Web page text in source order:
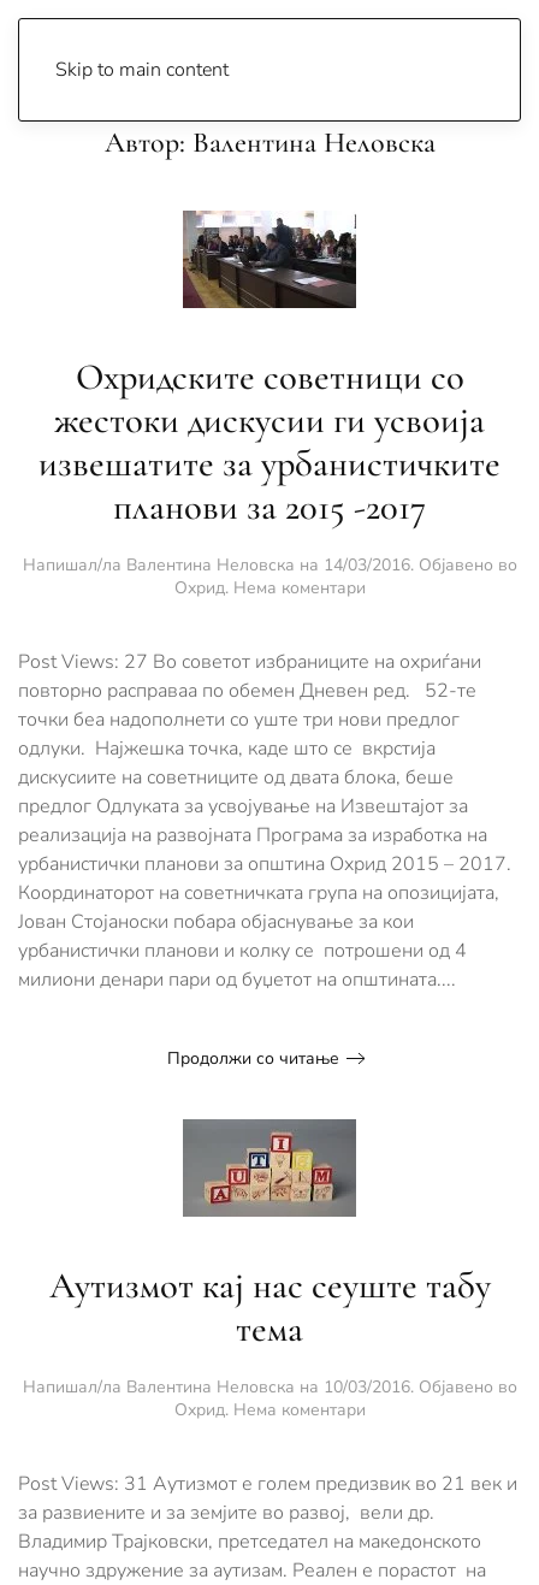
Skip to main content
Автор: Валентина Неловска
Oхридските советници со
жестоки дискусии ги усвоија
извешатите за урбанистичките
планови за 2015 -2017
Напишал/ла Валентина Неловска на 14/03/2016. Објавено во
Охрид. Нема коментариза
со
жестоки
дискусии
ги
усвоија
извешатите
урбанистичките
планови
за
2015
-2017
Post Views: 27 Во советот избраниците на охриѓани
повторно расправаа по обемен Дневен ред. 52-те
точки беа надополнети со уште три нови предлог
одлуки. Најжешка точка, каде што се вкрстија
дискусиите на советниците од двата блока, беше
предлог Одлуката за усвојување на Извештајот за
реализација на развојната Програма за изработка на
урбанистички планови за општина Охрид 2015 – 2017.
Координаторот на советничката група на опозицијата,
Јован Стојаноски побара објаснување за кои
урбанистички планови и колку се потрошени од 4
милиони денари пари од буџетот на општината....
Продолжи со читање
Аутизмот кај нас сеуште табу
тема
Напишал/ла Валентина Неловска на 10/03/2016. Објавено во
Охрид. Нема коментариза
нас
табу
тема
Post Views: 31 Аутизмот е голем предизвик во 21 век и
за развиените и за земјите во развој, вели др.
Владимир Трајковски, претседател на македонското
научно здружение за аутизам. Реален е порастот на